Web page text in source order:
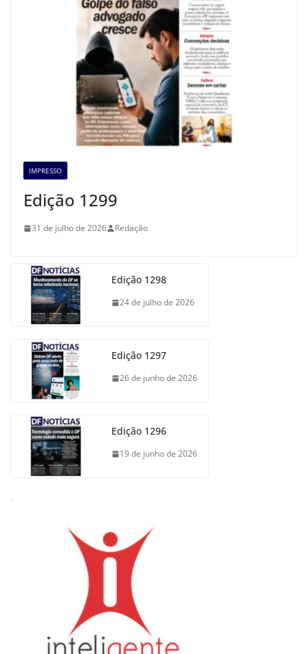
IMPRESSO
Edição 1299
31 de julho de 2026 Redação
Edição 1298
24 de julho de 2026
Edição 1297
26 de junho de 2026
Edição 1296
19 de junho de 2026